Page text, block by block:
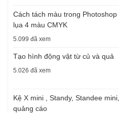
Cách tách màu trong Photoshop
lụa 4 màu CMYK
5.099 đã xem
Tạo hình động vật từ củ và quả
5.026 đã xem
Kệ X mini , Standy, Standee
quảng cáo